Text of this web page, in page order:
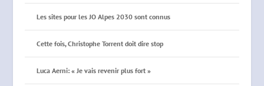
Les sites pour les JO Alpes 2030 sont connus
Cette fois, Christophe Torrent doit dire stop
Luca Aerni: « Je vais revenir plus fort »